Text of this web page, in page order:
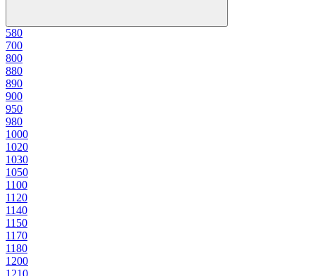
580
700
800
880
890
900
950
980
1000
1020
1030
1050
1100
1120
1140
1150
1170
1180
1200
1210